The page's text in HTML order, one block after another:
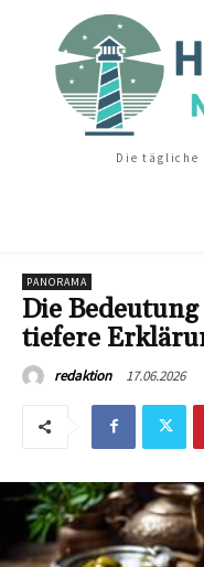
Die tägliche
PANORAMA
Die Bedeutung
tiefere
redaktion 17.06.2026